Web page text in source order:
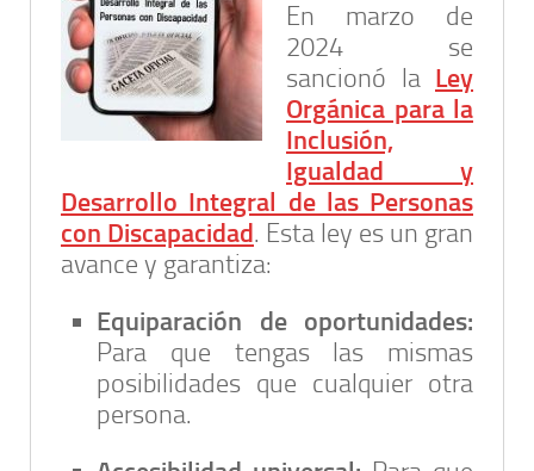
En marzo de
2024 se
sancionó la Ley
Orgánica para la
Inclusión,
Igualdad y
Desarrollo Integral de las Personas
con Discapacidad. Esta ley es un gran
avance y garantiza:
Equiparación de oportunidades:
Para que tengas las mismas
posibilidades que cualquier otra
persona.